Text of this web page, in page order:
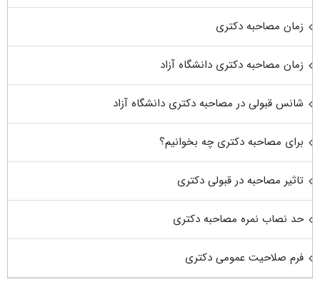
زمان مصاحبه دکتری
زمان مصاحبه دکتری دانشگاه آزاد
شانس قبولی در مصاحبه دکتری دانشگاه آزاد
برای مصاحبه دکتری چه بخوانیم؟
تاثیر مصاحبه در قبولی دکتری
حد نصاب نمره مصاحبه دکتری
فرم صلاحیت عمومی دکتری